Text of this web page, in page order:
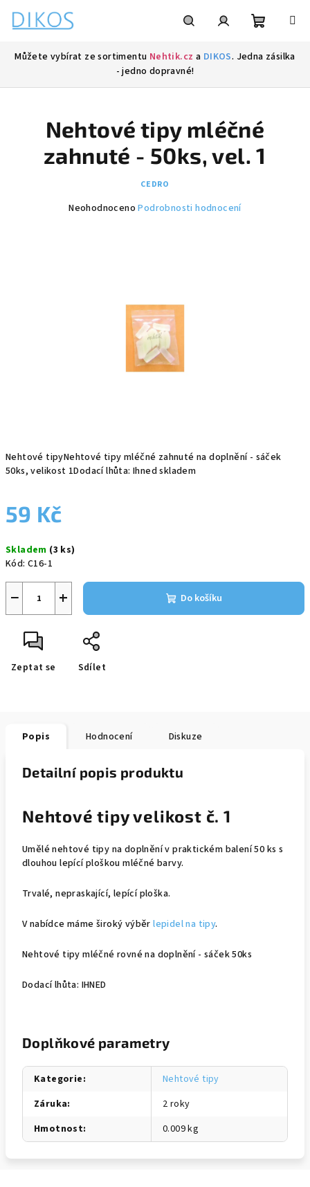
obsah
Můžete vybírat ze sortimentu Nehtik.cz a DIKOS. Jedna zásilka
- jedno dopravné!
Nehtové tipyNehtové tipy mléčné zahnuté na doplnění - sáček
50ks, velikost 1Dodací lhůta: Ihned skladem
59 Kč
cena:
Skladem (3 ks)
Kód: C16-1
+
− Do košíku
Zeptat se Sdílet
Nehtové tipy mléčné
zahnuté - 50ks, vel. 1
CEDRO
Průměrné
Neohodnoceno Podrobnosti hodnocení
Popis Hodnocení Diskuze
Detailní popis produktu
Nehtové tipy velikost č. 1
Umělé nehtové tipy na doplnění v praktickém balení 50 ks s
dlouhou lepící ploškou mléčné barvy.
Trvalé, nepraskající, lepící ploška.
V nabídce máme široký výběrlepidel na tipy.
Nehtové tipy mléčné rovné na doplnění - sáček 50ks
Dodací lhůta: IHNED
Doplňkové parametry
Kategorie:
Nehtové tipy
Záruka:
2 roky
Hmotnost: 0.009 kg